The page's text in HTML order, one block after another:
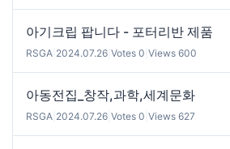
아기크립 팝니다 - 포터리반 제품
RSGA 2024.07.26 Votes 0 Views 600
아동전집_창작,과학,세계문화
RSGA 2024.07.26 Votes 0 Views 627